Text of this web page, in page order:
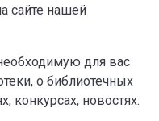
сайте нашей
для вас
о библиотечных
конкурсах, новостях.